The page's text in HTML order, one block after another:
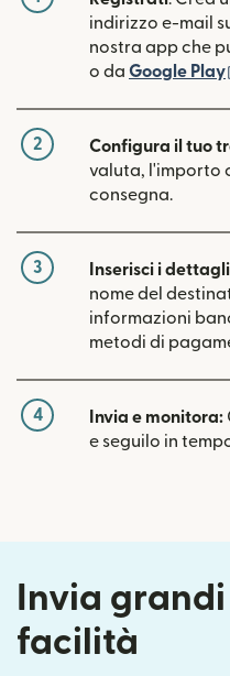
indirizzo e-mail
nostra app che
o da Google Play
2 Configura il tuo
valuta, l'importo
consegna.
3 Inserisci i
nome del
informazioni
metodi di
4 Invia e monitora:
e seguilo in
Invia
facilità